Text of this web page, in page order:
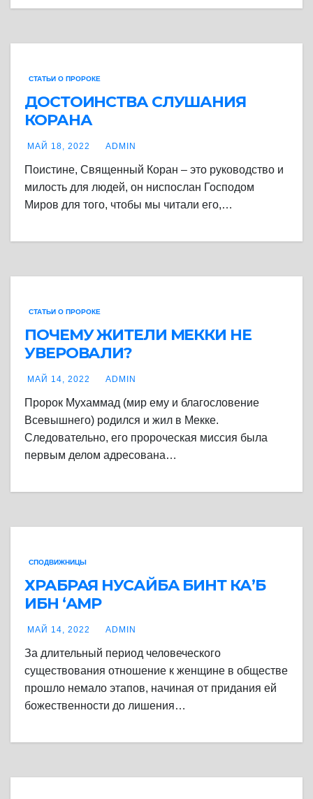
СТАТЬИ О ПРОРОКЕ
ДОСТОИНСТВА СЛУШАНИЯ
КОРАНА
МАЙ 18, 2022 ADMIN
Поистине, Священный Коран – это руководство и
милость для людей, он ниспослан Господом
Миров для того, чтобы мы читали его,…
СТАТЬИ О ПРОРОКЕ
ПОЧЕМУ ЖИТЕЛИ МЕККИ НЕ
УВЕРОВАЛИ?
МАЙ 14, 2022 ADMIN
Пророк Мухаммад (мир ему и благословение
Всевышнего) родился и жил в Мекке.
Следовательно, его пророческая миссия была
первым делом адресована…
СПОДВИЖНИЦЫ
ХРАБРАЯ НУСАЙБА БИНТ КА’Б
ИБН ‘АМР
МАЙ 14, 2022 ADMIN
За длительный период человеческого
существования отношение к женщине в обществе
прошло немало этапов, начиная от придания ей
божественности до лишения…